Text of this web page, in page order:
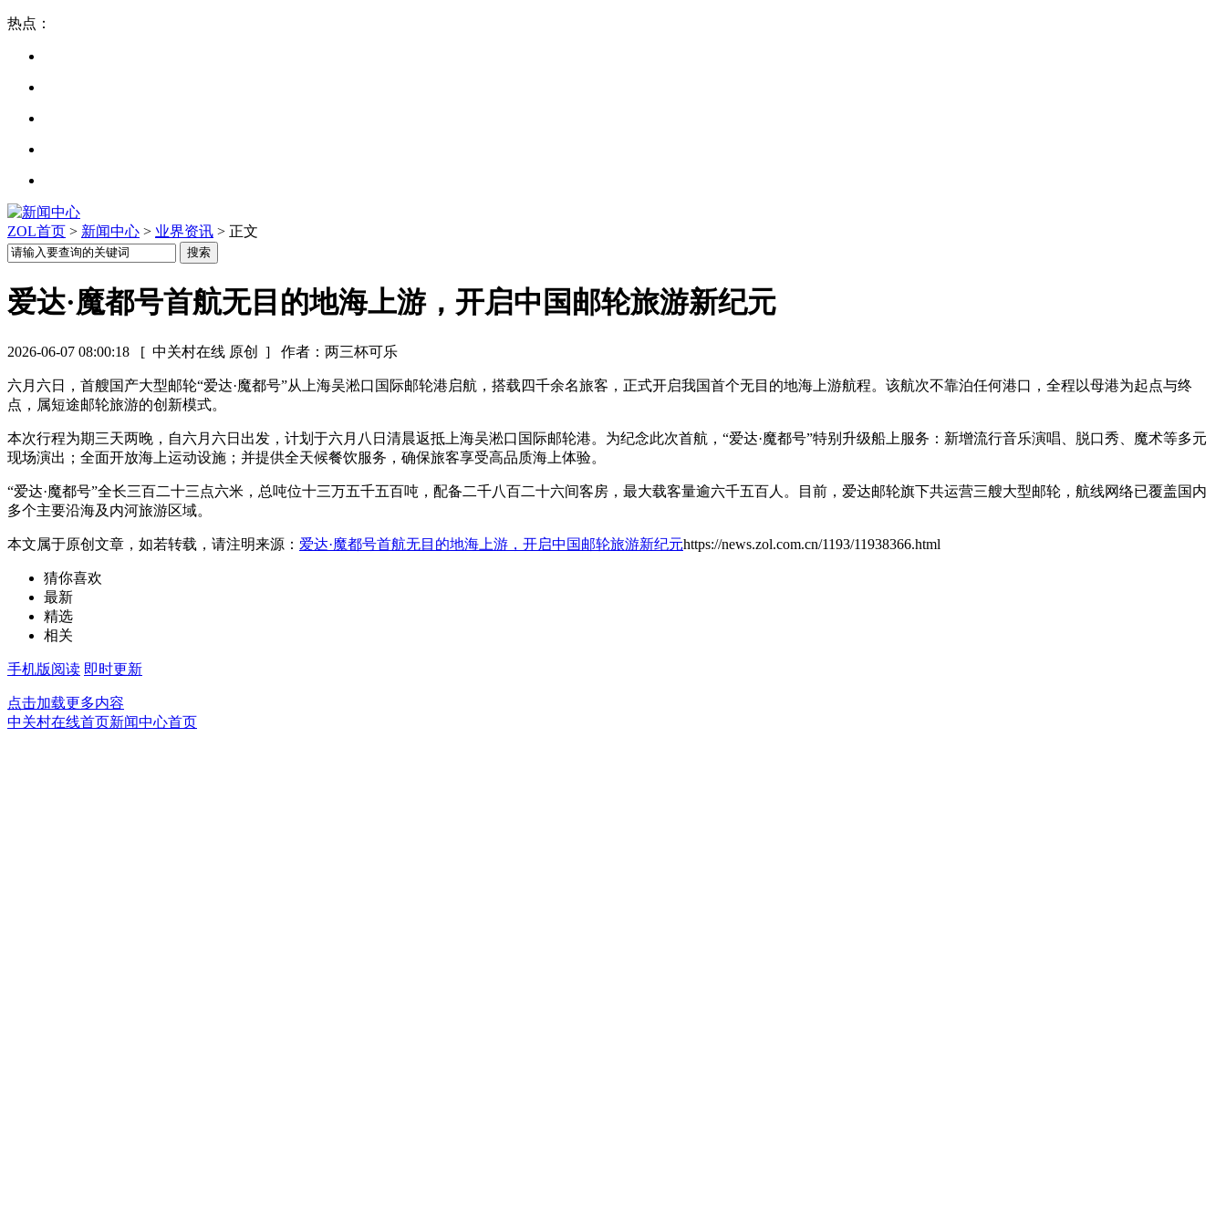
热点：
ZOL首页 > 新闻中心 > 业界资讯 > 正文
爱达·魔都号首航无目的地海上游，开启中国邮轮旅游新纪元
2026-06-07 08:00:18 [ 中关村在线 原创 ] 作者：两三杯可乐
六月六日，首艘国产大型邮轮“爱达·魔都号”从上海吴淞口国际邮轮港启航，搭载四千余名旅客，正式开启我国首个无目的地海上游航程。该航次不靠泊任何港口，全程以母港为起点与终
点，属短途邮轮旅游的创新模式。
本次行程为期三天两晚，自六月六日出发，计划于六月八日清晨返抵上海吴淞口国际邮轮港。为纪念此次首航，“爱达·魔都号”特别升级船上服务：新增流行音乐演唱、脱口秀、魔术等多元
现场演出；全面开放海上运动设施；并提供全天候餐饮服务，确保旅客享受高品质海上体验。
“爱达·魔都号”全长三百二十三点六米，总吨位十三万五千五百吨，配备二千八百二十六间客房，最大载客量逾六千五百人。目前，爱达邮轮旗下共运营三艘大型邮轮，航线网络已覆盖国内
多个主要沿海及内河旅游区域。
本文属于原创文章，如若转载，请注明来源： 爱达·魔都号首航无目的地海上游，开启中国邮轮旅游新纪元https://news.zol.com.cn/1193/11938366.html
猜你喜欢
最新
精选
相关
手机版阅读 即时更新
点击加载更多内容
中关村在线首页新闻中心首页